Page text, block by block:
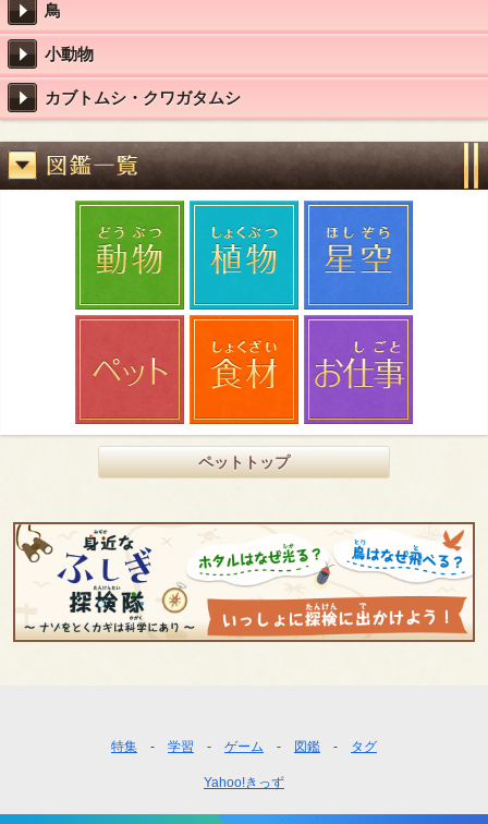
鳥
小動物
カブトムシ・クワガタムシ
ペットトップ
ー
特集 学習 ゲーム 図鑑 タグ
Yahoo!きっず